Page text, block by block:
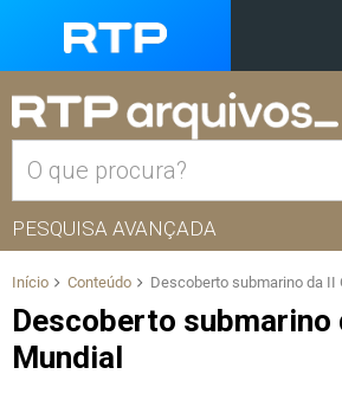
PESQUISA AVANÇADA
Início Conteúdo Descoberto submarino da II
Descoberto submarino
Mundial